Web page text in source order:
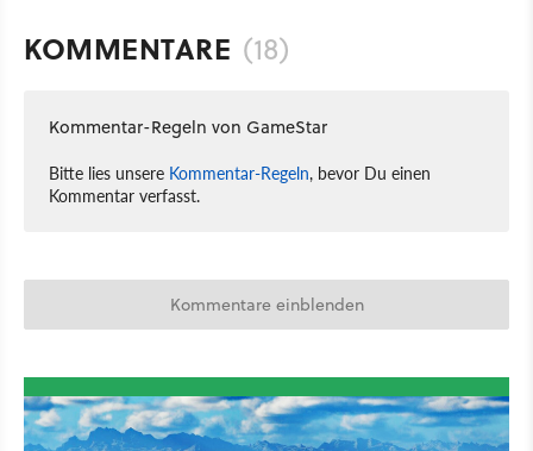
KOMMENTARE (18)
Kommentar-Regeln von GameStar
Bitte lies unsere Kommentar-Regeln, bevor Du einen
Kommentar verfasst.
Kommentare einblenden